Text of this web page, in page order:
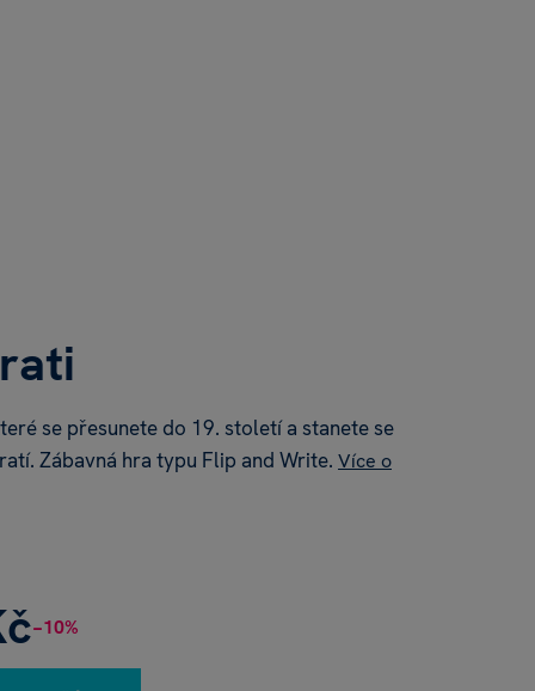
se přesunete do 19. století a stanete se
Zábavná hra typu Flip and Write. Více o
−10%